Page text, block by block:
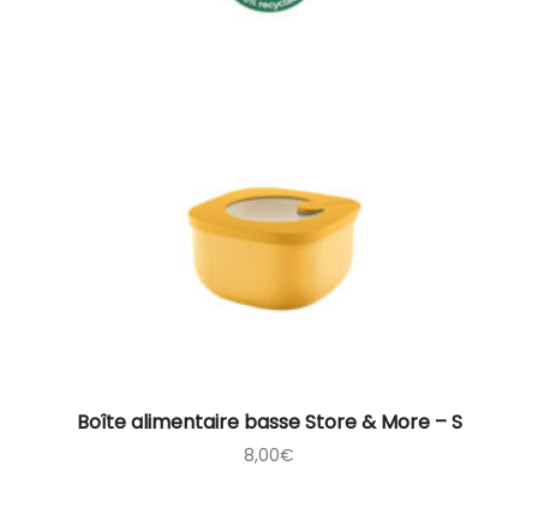
Boîte alimentaire basse Store & More – S
8,00€